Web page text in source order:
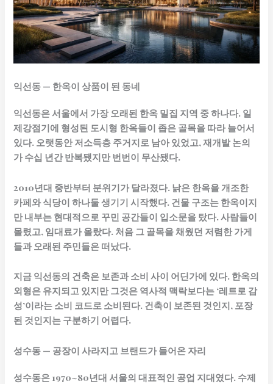
익선동 — 한옥이 상품이 된 동네
익선동은 서울에서 가장 오래된 한옥 밀집 지역 중 하나다. 일
제강점기에 형성된 도시형 한옥들이 좁은 골목을 따라 늘어서
있다. 오랫동안 저소득층 주거지로 남아 있었고, 재개발 논의
가 수십 년간 반복됐지만 번번이 무산됐다.
2010년대 중반부터 분위기가 달라졌다. 낡은 한옥을 개조한
카페와 식당이 하나둘 생기기 시작했다. 건물 구조는 한옥이지
만 내부는 현대적으로 꾸민 공간들이 입소문을 탔다. 사람들이
몰렸고, 임대료가 올랐다. 처음 그 골목을 채웠던 저렴한 가게
들과 오래된 주민들은 떠났다.
지금 익선동의 건축은 보존과 소비 사이 어딘가에 있다. 한옥의
외형은 유지되고 있지만 그것은 역사적 맥락보다는 ‘레트로 감
성’이라는 소비 코드로 소비된다. 건축이 보존된 것인지, 포장
된 것인지는 구분하기 어렵다.
성수동 — 공장이 사라지고 브랜드가 들어온 자리
성수동은 1970~80년대 서울의 대표적인 공업 지대였다. 수제